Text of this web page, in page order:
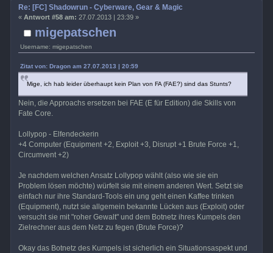
migepatschen
Username: migepatschen
Re: [FC] Shadowrun - Cyberware, Gear & Magic
« Antwort #58 am: 27.07.2013 | 23:39 »
Zitat von: Dragon am 27.07.2013 | 20:59
Mige, ich hab leider überhaupt kein Plan von FA (FAE?) sind das Stunts?
Nein, die Approachs ersetzen bei FAE (E für Edition) die Skills von
Fate Core.
Lollypop - Elfendeckerin
+4 Computer (Equipment +2, Exploit +3, Disrupt +1 Brute Force +1,
Circumvent +2)
Je nachdem welchen Ansatz Lollypop wählt (also wie sie ein
Problem lösen möchte) würfelt sie mit einem anderen Wert. Setzt sie
einfach nur ihre Standard-Tools ein ung geht einen Kaffee trinken
(Equipment), nutzt sie allgemein bekannte Lücken aus (Exploit) oder
versucht sie mit "roher Gewalt" und dem Botnetz ihres Kumpels den
Zielrechner aus dem Netz zu fegen (Brute Force)?
Okay das Botnetz des Kumpels ist sicherlich ein Situationsaspekt und